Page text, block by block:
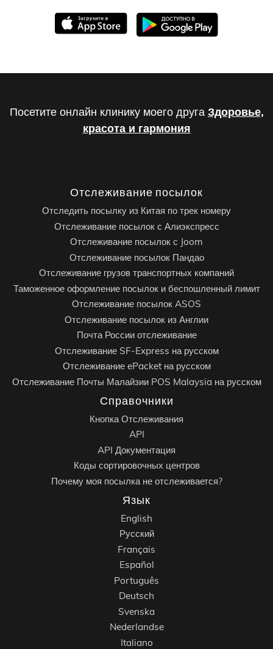
Посетите онлайн клинику моего друга Здоровье,
красота и гармония
Отслеживание посылок
Отследить посылку из Китая по трек номеру
Отслеживание посылок с Алиэкспресс
Отслеживание посылок с Joom
Отслеживание посылок Пандао
Отслеживание грузов транспортных компаний
Таможенное оформление посылок и беспошленный лимит
Отслеживание посылок ASOS
Отслеживание посылок из Англии
Почта России отслеживание
Отслеживание SF-Express на русском
Отслеживание ePacket на русском
Отслеживание Почты Малайзии POS Malaysia на русском
Справочники
Кнопка Отслеживания
API
API Документация
Коды сортировочных центров
Почему моя посылка не отслеживается?
Язык
English
Русский
Français
Español
Português
Deutsch
Svenska
Nederlandse
Italiano